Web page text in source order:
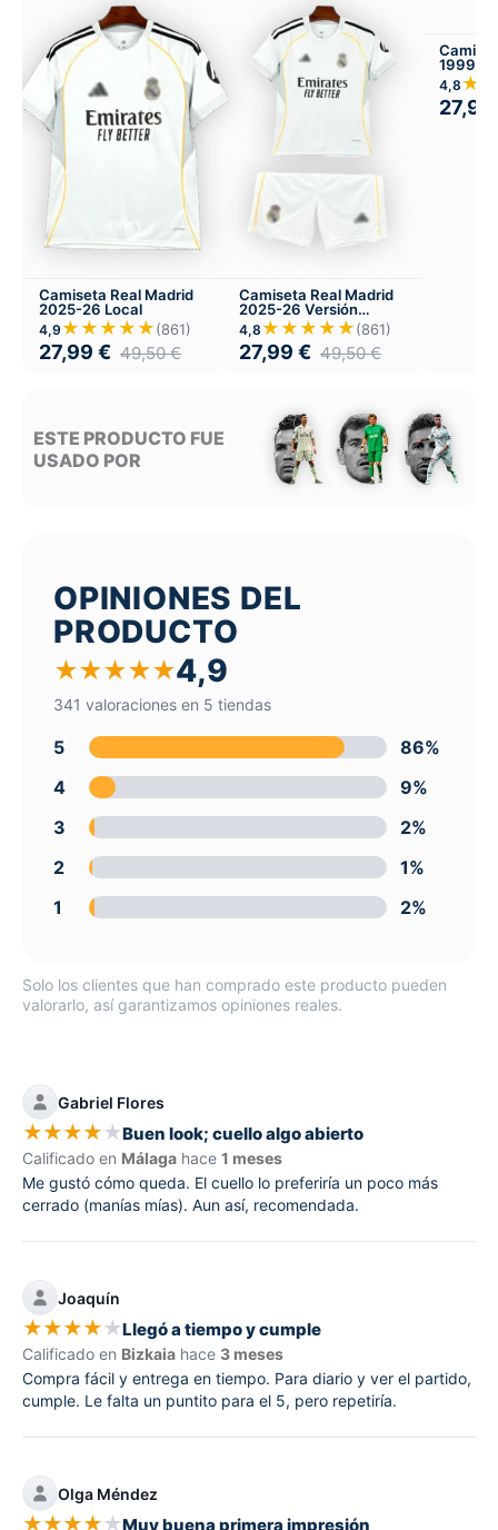
Camiseta Real Madrid
2025-26 Local
4,9 ★★★★★(861)
27,99 € 49,50€
Camiseta Real Madrid
2025-26 Versión
Infantil Local
4,8 ★★★★★(861)
27,99 € 49,50€
1999-
4,8
27,99
ESTE PRODUCTO FUE
USADO POR
OPINIONES DEL
PRODUCTO
★★★★★4,9
341 valoraciones en 5 tiendas
5
86%
4
9%
3
2%
2
1%
1
2%
Solo los clientes que han comprado este producto pueden
valorarlo, así garantizamos opiniones reales.
Gabriel Flores
★★★★★Buen look; cuello algo abierto
Calificado en Málaga hace 1 meses
Me gustó cómo queda. El cuello lo preferiría un poco más
cerrado (manías mías). Aun así, recomendada.
Joaquín
★★★★★Llegó a tiempo y cumple
Calificado en Bizkaia hace 3 meses
Compra fácil y entrega en tiempo. Para diario y ver el partido,
cumple. Le falta un puntito para el 5, pero repetiría.
Olga Méndez
★★★★★Muy buena primera impresión